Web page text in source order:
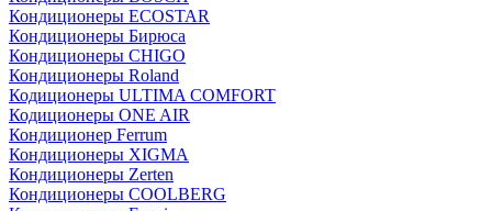
Кондиционеры ECOSTAR
Кондиционеры Бирюса
Кондиционеры CHIGO
Кондиционеры Roland
Кодиционеры ULTIMA COMFORT
Кодиционеры ONE AIR
Кондиционер Ferrum
Кондиционеры XIGMA
Кондиционеры Zerten
Кондиционеры СOOLBERG